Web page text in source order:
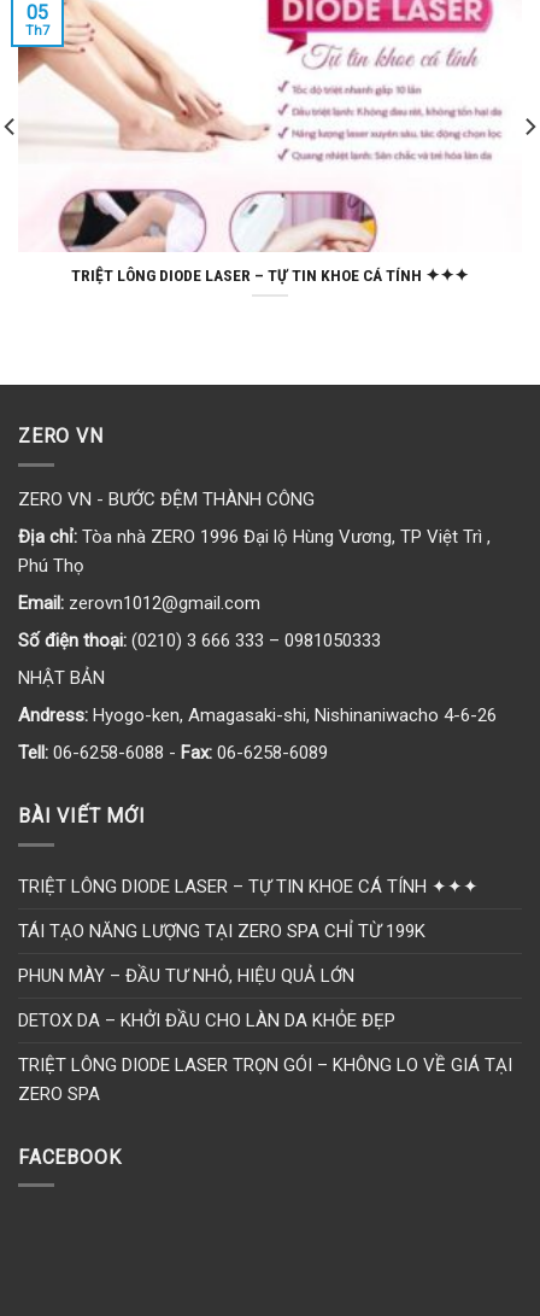
TRIỆT LÔNG DIODE LASER – TỰ TIN KHOE CÁ TÍNH ✦✦✦
05
Th7
ZERO VN
ZERO VN - BƯỚC ĐỆM THÀNH CÔNG
Địa chỉ: Tòa nhà ZERO 1996 Đại lộ Hùng Vương, TP Việt Trì ,
Phú Thọ
Email: zerovn1012@gmail.com
Số điện thoại: (0210) 3 666 333 – 0981050333
NHẬT BẢN
Andress: Hyogo-ken, Amagasaki-shi, Nishinaniwacho 4-6-26
Tell: 06-6258-6088 - Fax: 06-6258-6089
BÀI VIẾT MỚI
TRIỆT LÔNG DIODE LASER – TỰ TIN KHOE CÁ TÍNH ✦✦✦
TÁI TẠO NĂNG LƯỢNG TẠI ZERO SPA CHỈ TỪ 199K
PHUN MÀY – ĐẦU TƯ NHỎ, HIỆU QUẢ LỚN
DETOX DA – KHỞI ĐẦU CHO LÀN DA KHỎE ĐẸP
TRIỆT LÔNG DIODE LASER TRỌN GÓI – KHÔNG LO VỀ GIÁ TẠI
ZERO SPA
FACEBOOK